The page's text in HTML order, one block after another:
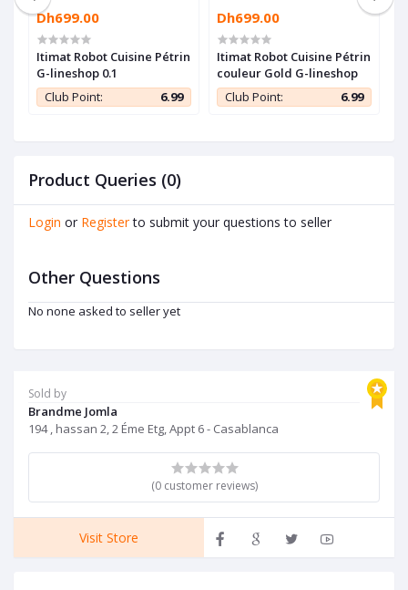
Sold by
Brandme Jomla
194 , hassan 2, 2 Éme Etg, Appt 6 - Casablanca
(0 customer reviews)
Visit Store
Dh699.00
Itimat Robot Cuisine Pétrin
G-lineshop 0.1
Club Point:
6.99
Dh699.00
Itimat Robot Cuisine Pétrin
couleur Gold G-lineshop
Club Point:
6.99
Product Queries (0)
Login or Register to submit your questions to seller
Other Questions
No none asked to seller yet